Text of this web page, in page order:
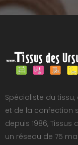
Spécialiste du
et de la confection
depuis 1986, Tissus
un réseau de 75